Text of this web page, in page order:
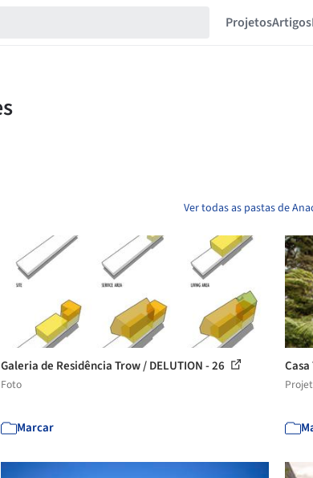
ProjetosArtigos
Ver todas as pastas de
Galeria de Residência Trow / DELUTION - 26
Foto
Marcar